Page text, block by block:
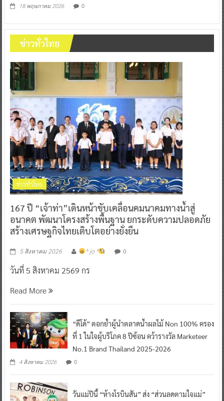
18 พฤษภาคม 2026 0
ข่าวทั่วไทย
ข่าวทั่วไทย
167 ปี “เจ้าท่า”เดินหน้าขับเคลื่อนคมนาคมทางน้ำสู่
อนาคต พัฒนาโครงสร้างพื้นฐาน ยกระดับความปลอดภัย
สร้างเศรษฐกิจไทยเติบโตอย่างยั่งยืน
5 สิงหาคม 2026 ^ jo ^ 0
วันที่ 5 สิงหาคม 2569 กร
Read More
“ดีโด้” ตอกย้ำผู้นำตลาดน้ำผลไม้ Non 100% ครอง
ที่ 1 ในใจผู้บริโภค 8 ปีซ้อน คว้ารางวัล Marketeer
No.1 Brand Thailand 2025-2026
4 สิงหาคม 2026 0
วันแม่ปีนี้ “ห้างโรบินสัน” ส่ง “ส่วนลดตามใจแม่”